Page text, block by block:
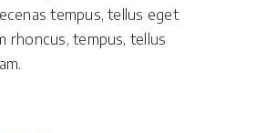
tempus, tellus eget
rhoncus, tempus, tellus